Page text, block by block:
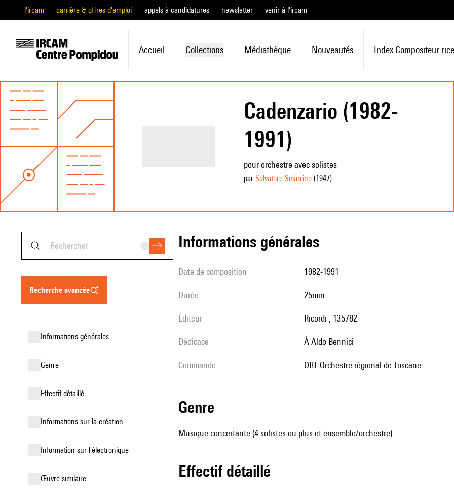
l'ircam carrière & offres d'emploi appels à candidatures newsletter venir à l'ircam
Accueil Collections Médiathèque Nouveautés Index Compositeur·rice
Cadenzario (1982-
1991)
pour orchestre avec solistes
par Salvatore Sciarrino(1947)
recherche avancée
informations générales
genre
effectif détaillé
informations sur la création
Information sur l'électronique
œuvre similaire
informations générales
date de composition 1982-1991
durée 25min
éditeur Ricordi , 135782
Dédicace à Aldo Bennici
Commande ORT Orchestre régional de Toscane
genre
Musique concertante (4 solistes ou plus et ensemble/orchestre)
effectif détaillé